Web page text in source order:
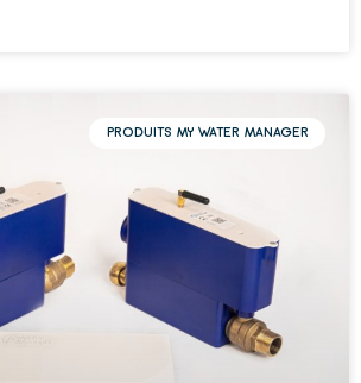
PRODUITS MY WATER MANAGER